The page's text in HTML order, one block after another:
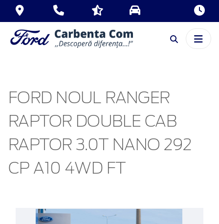
FORD NOUL RANGER
RAPTOR DOUBLE CAB
RAPTOR 3.0T NANO 292
CP A10 4WD FT